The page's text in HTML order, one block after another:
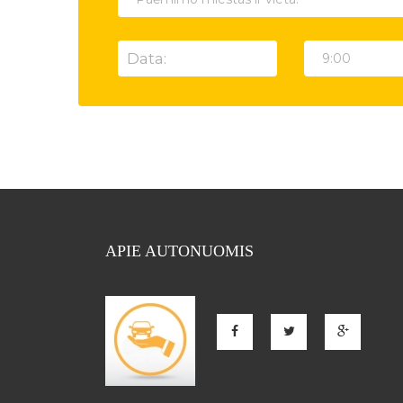
APIE AUTONUOMIS